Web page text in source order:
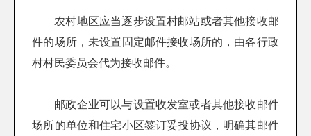
农村地区应当逐步设置村邮站或者其他接收邮
件的场所，未设置固定邮件接收场所的，由各行政
村村民委员会代为接收邮件。
邮政企业可以与设置收发室或者其他接收邮件
场所的单位和住宅小区签订妥投协议，明确其邮件